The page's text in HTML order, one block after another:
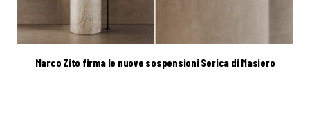
Marco Zito firma le nuove sospensioni Serica di Masiero